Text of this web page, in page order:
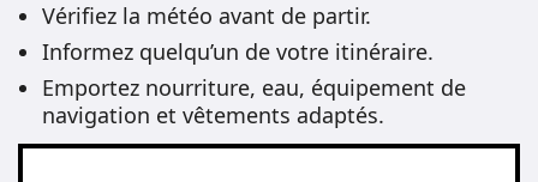
Vérifiez la météo avant de partir.
Informez quelqu’un de votre itinéraire.
Emportez nourriture, eau, équipement de
navigation et vêtements adaptés.